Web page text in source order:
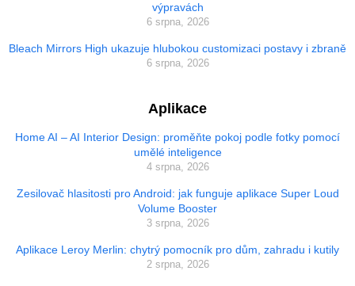
výpravách
6 srpna, 2026
Bleach Mirrors High ukazuje hlubokou customizaci postavy i zbraně
6 srpna, 2026
Aplikace
Home AI – AI Interior Design: proměňte pokoj podle fotky pomocí
umělé inteligence
4 srpna, 2026
Zesilovač hlasitosti pro Android: jak funguje aplikace Super Loud
Volume Booster
3 srpna, 2026
Aplikace Leroy Merlin: chytrý pomocník pro dům, zahradu i kutily
2 srpna, 2026